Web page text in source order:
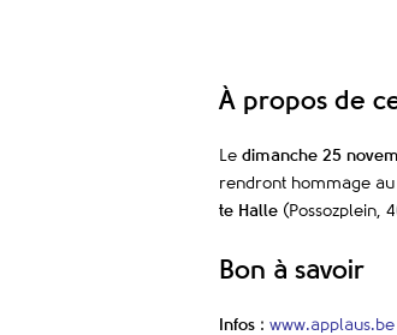
À propos de
Le dimanche 25
rendront hommage
te Halle (Possozplein,
Bon à savoir
Infos : www.applaus.be